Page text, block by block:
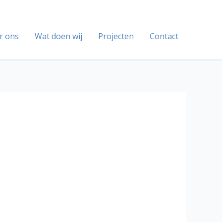
ons Wat doen wij Projecten Contact